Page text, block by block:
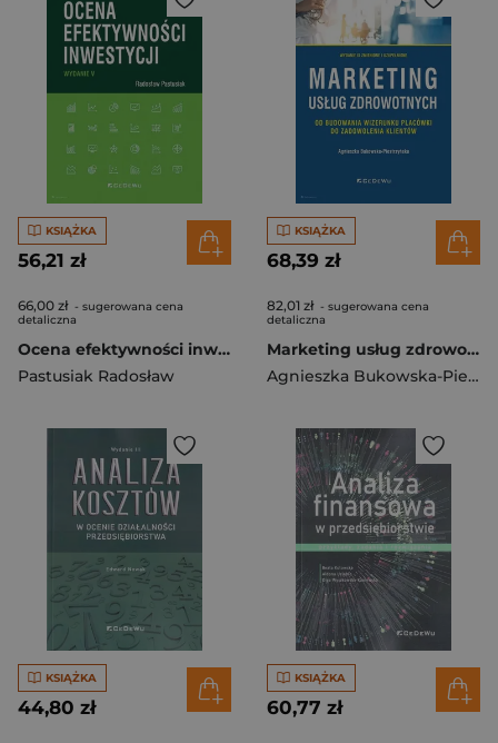
KSIĄŻKA
56,21 zł
66,00 zł - sugerowana cena
detaliczna
Ocena efektywności inwestycji
Pastusiak Radosław
KSIĄŻKA
68,39 zł
82,01 zł - sugerowana cena
detaliczna
Marketing usług zdrowotnych od budowania wizerunku placówki do zadowolenia klientów
Agnieszka Bukowska-Piestrzyńska
KSIĄŻKA
44,80 zł
KSIĄŻKA
60,77 zł